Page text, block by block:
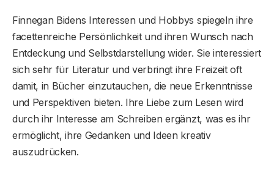
Finnegan Bidens Interessen und Hobbys spiegeln ihre
facettenreiche Persönlichkeit und ihren Wunsch nach
Entdeckung und Selbstdarstellung wider. Sie interessiert
sich sehr für Literatur und verbringt ihre Freizeit oft
damit, in Bücher einzutauchen, die neue Erkenntnisse
und Perspektiven bieten. Ihre Liebe zum Lesen wird
durch ihr Interesse am Schreiben ergänzt, was es ihr
ermöglicht, ihre Gedanken und Ideen kreativ
auszudrücken.